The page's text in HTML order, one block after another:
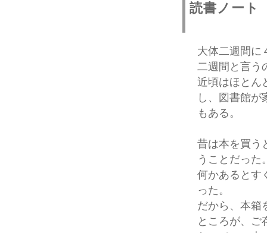
読書ノート
大体二週間に
二週間と言う
近頃はほとん
し、図書館が
もある。
昔は本を買う
うことだった
何かあるとす
った。
だから、本箱
ところが、ご